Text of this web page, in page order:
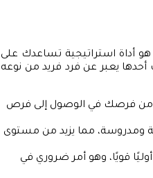
استراتيجية تساعدك على
أحدها يعبر عن فرد فريد من نوعه
من فرصك في الوصول إلى فرص
ومدروسة، مما يزيد من مستوى
قويًا، وهو أمر ضروري في